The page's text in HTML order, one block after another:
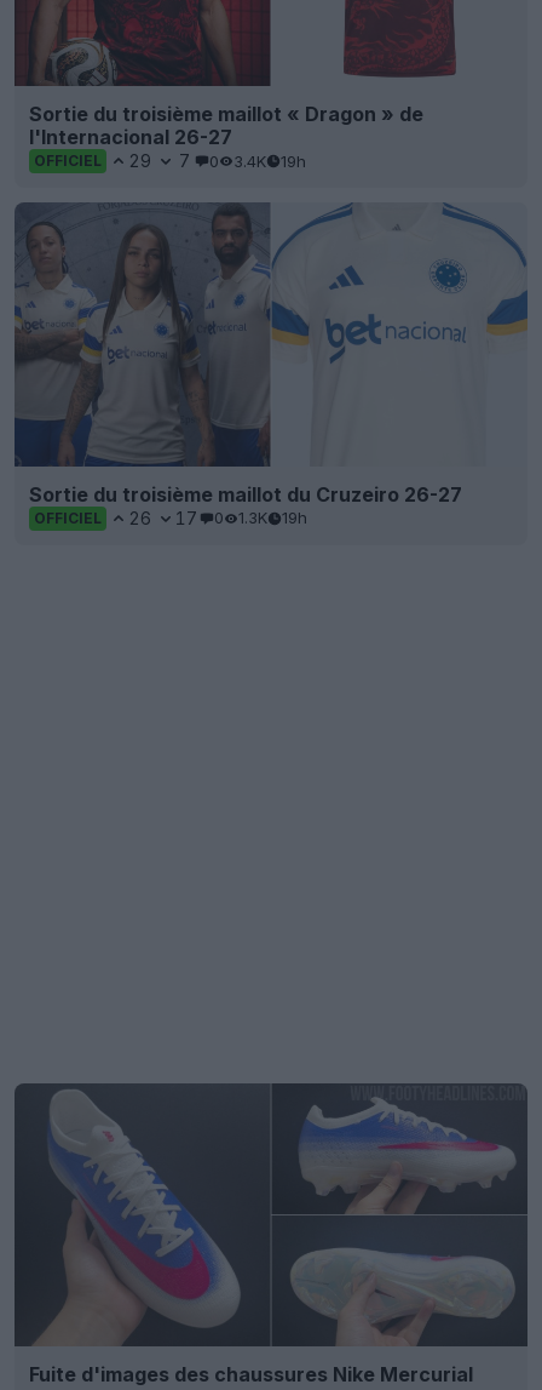
Sortie du troisième maillot « Dragon » de
l'Internacional 26-27
OFFICIEL 29 7 0 3.4K 19h
Sortie du troisième maillot du Cruzeiro 26-27
OFFICIEL 26 17 0 1.3K 19h
Fuite d'images des chaussures Nike Mercurial